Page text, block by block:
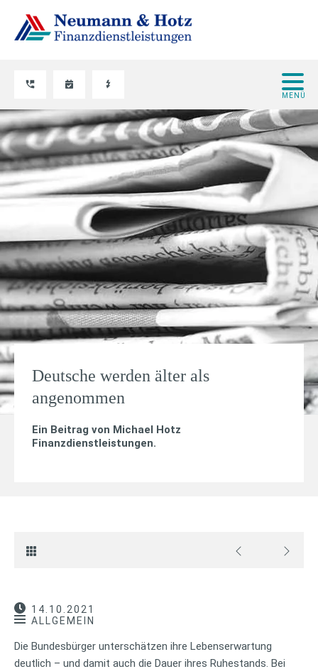
Deutsche werden älter als
angenommen
Ein Beitrag von Michael Hotz
Finanzdienstleistungen.
14.10.2021
ALLGEMEIN
Die Bundesbürger unterschätzen ihre Lebenserwartung
deutlich – und damit auch die Dauer ihres Ruhestands. Bei